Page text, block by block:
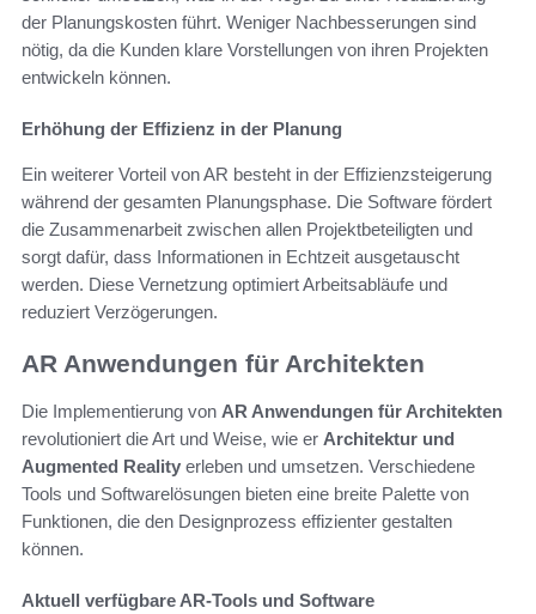
der Planungskosten führt. Weniger Nachbesserungen sind
nötig, da die Kunden klare Vorstellungen von ihren Projekten
entwickeln können.
Erhöhung der Effizienz in der Planung
Ein weiterer Vorteil von AR besteht in der Effizienzsteigerung
während der gesamten Planungsphase. Die Software fördert
die Zusammenarbeit zwischen allen Projektbeteiligten und
sorgt dafür, dass Informationen in Echtzeit ausgetauscht
werden. Diese Vernetzung optimiert Arbeitsabläufe und
reduziert Verzögerungen.
AR Anwendungen für Architekten
Die Implementierung von AR Anwendungen für Architekten
revolutioniert die Art und Weise, wie er Architektur und
Augmented Reality erleben und umsetzen. Verschiedene
Tools und Softwarelösungen bieten eine breite Palette von
Funktionen, die den Designprozess effizienter gestalten
können.
Aktuell verfügbare AR-Tools und Software